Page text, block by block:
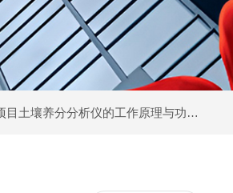
土壤养分分析仪的工作原理与功能解析